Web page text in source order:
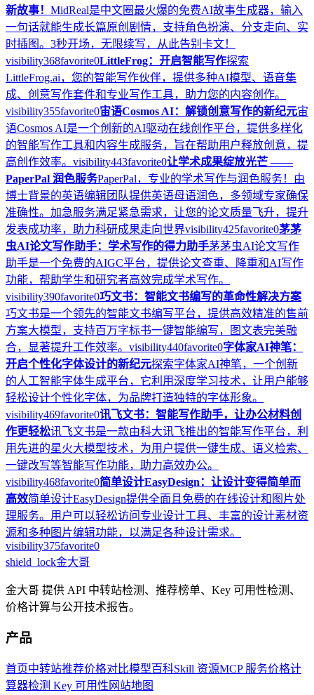
新故事！ MidReal是中文圈最火爆的免费AI故事生成器，输入
一句话就能生成长篇原创剧情，支持角色扮演、分支走向、实
时插图。3秒开场，无限续写，从此告别卡文！
visibility368favorite0LittleFrog：开启智能写作探索
LittleFrog.ai，您的智能写作伙伴，提供多种AI模型、语音集
成、创意写作套件和专业写作工具，助力您的内容创作。
visibility355favorite0宙语Cosmos AI：解锁创意写作的新纪元宙
语Cosmos AI是一个创新的AI驱动在线创作平台，提供多样化
的智能写作工具和内容生成服务，旨在帮助用户释放创意，提
高创作效率。 visibility443favorite0让学术成果绽放光芒 ——
PaperPal 润色服务PaperPal，专业的学术写作与润色服务！由
博士背景的英语编辑团队提供英语母语润色，多领域专家确保
准确性。加急服务满足紧急需求，让您的论文质量飞升，提升
发表成功率，助力科研成果走向世界visibility425favorite0茅茅
虫AI论文写作助手：学术写作的得力助手茅茅虫AI论文写作
助手是一个免费的AIGC平台，提供论文查重、降重和AI写作
功能，帮助学生和研究者高效完成学术写作。
visibility390favorite0巧文书：智能文书编写的革命性解决方案
巧文书是一个领先的智能文书编写平台，提供高效精准的售前
方案大模型，支持百万字标书一键智能编写，图文表完美融
合，显著提升工作效率。 visibility440favorite0字体家AI神笔：
开启个性化字体设计的新纪元探索字体家AI神笔，一个创新
的人工智能字体生成平台，它利用深度学习技术，让用户能够
轻松设计个性化字体，为品牌打造独特的字体形象。
visibility469favorite0讯飞文书：智能写作助手，让办公材料创
作更轻松讯飞文书是一款由科大讯飞推出的智能写作平台，利
用先进的星火大模型技术，为用户提供一键生成、语义检索、
一键改写等智能写作功能，助力高效办公。
visibility468favorite0简单设计EasyDesign：让设计变得简单而
高效简单设计EasyDesign提供全面且免费的在线设计和图片处
理服务。用户可以轻松访问专业设计工具、丰富的设计素材资
源和多种图片编辑功能，以满足各种设计需求。
visibility375favorite0
shield_lock金大哥
金大哥 提供 API 中转站检测、推荐榜单、Key 可用性检测、
价格计算与公开技术报告。
产品
首页中转站推荐价格对比模型百科Skill 资源MCP 服务价格计
算器检测 Key 可用性 网站地图